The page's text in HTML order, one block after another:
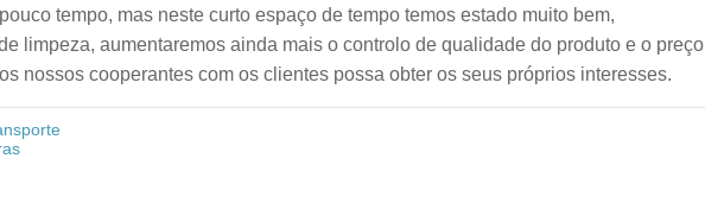
tempo, mas neste curto espaço de tempo temos estado muito bem,
limpeza, aumentaremos ainda mais o controlo de qualidade do produto e o preço
nossos cooperantes com os clientes possa obter os seus próprios interesses.